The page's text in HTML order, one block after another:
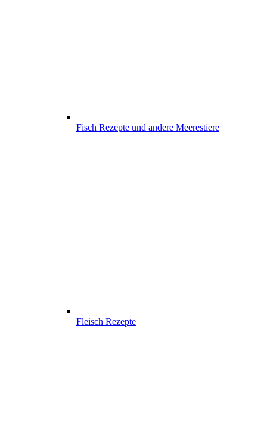
Fisch Rezepte und andere Meerestiere
Fleisch Rezepte